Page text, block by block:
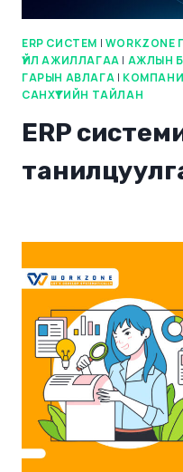
ERP СИСТЕМ |
ҮЙЛ АЖИЛЛАГАА | АЖЛЫН
ГАРЫН АВЛАГА |
САНХҮҮГИЙН ТАЙЛАН
ERP